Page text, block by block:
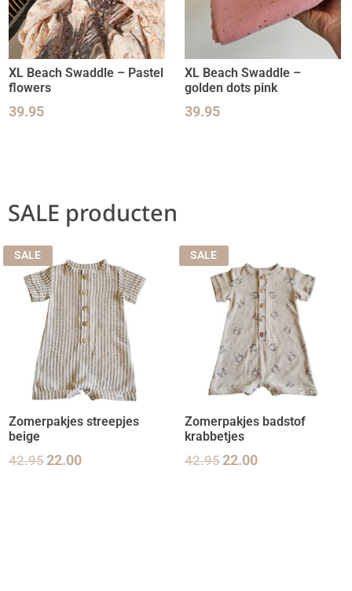
XL Beach Swaddle – Pastel
flowers
39.95
XL Beach Swaddle –
golden dots pink
39.95
SALE producten
SALE
Zomerpakjes streepjes
beige
42.9522.00
SALE
Zomerpakjes badstof
krabbetjes
42.9522.00